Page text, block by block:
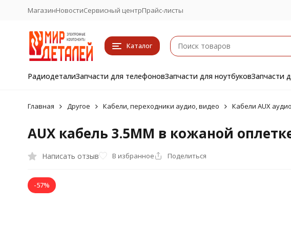
МагазинНовостиСервисный центрПрайс-листы
Каталог
РадиодеталиЗапчасти для телефоновЗапчасти для ноутбуковЗапчасти
Главная Другое Кабели, переходники аудио, видео Кабели AUX аудио
AUX кабель 3.5MM в кожаной
Написать отзыв В избранное Поделиться
-57%